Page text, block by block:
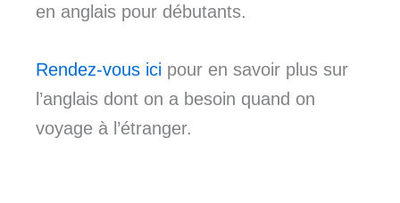
en anglais pour débutants.
Rendez-vous ici pour en savoir plus sur
l’anglais dont on a besoin quand on
voyage à l’étranger.